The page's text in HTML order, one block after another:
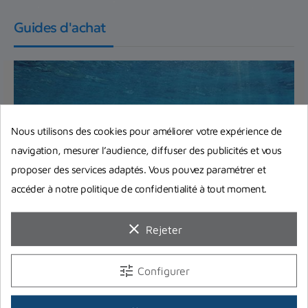
Guides d'achat
Quels équipements de snorkeling
choisir ?
Dans cet article, on vous donne nos conseils pour
choisir le meilleur matériel pour la pratique du
Nous utilisons des cookies pour améliorer votre expérience de
navigation, mesurer l’audience, diffuser des publicités et vous
proposer des services adaptés. Vous pouvez paramétrer et
accéder à notre politique de confidentialité à tout moment.
clear Rejeter
tune Configurer